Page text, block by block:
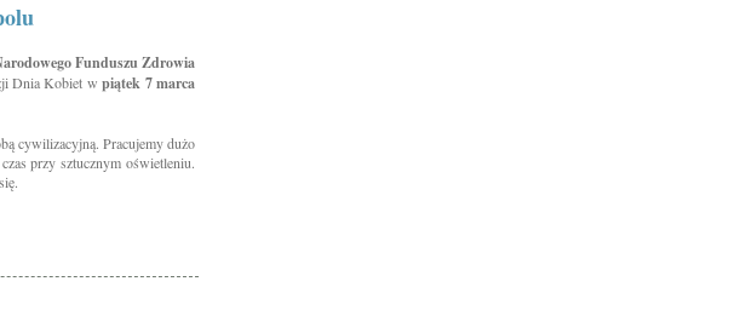
Funduszu Zdrowia
Dnia Kobiet wpiątek 7 marca
cywilizacyjną. Pracujemy dużo
przy sztucznym oświetleniu.